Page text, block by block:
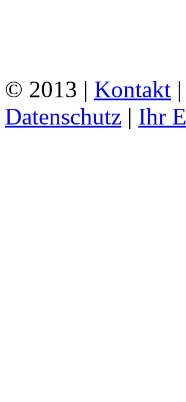
© 2013 | Kontakt |
Datenschutz | Ihr